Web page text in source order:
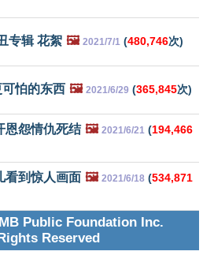
专辑 花絮 🖼️ 2021/7/1 (480,746次)
怕的东西 🖼️ 2021/6/29 (365,845次)
恩怨情仇死结 🖼️ 2021/6/21 (194,466
看到惊人画面 🖼️ 2021/6/18 (534,871
Public Foundation Inc.
Reserved